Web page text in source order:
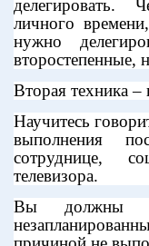
личного
нужно
второстепенные,
Вторая техника
Научитесь
выполнения
сотруднице,
телевизора.
Вы должны